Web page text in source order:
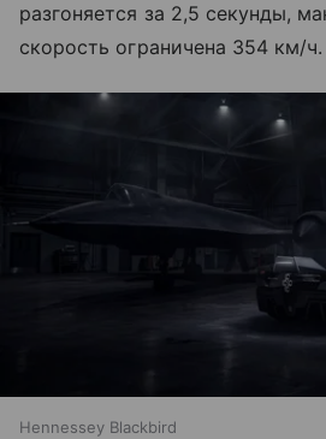
разгоняется за 2,5 секунды,
скорость ограничена 354 км/ч.
Hennessey Blackbird